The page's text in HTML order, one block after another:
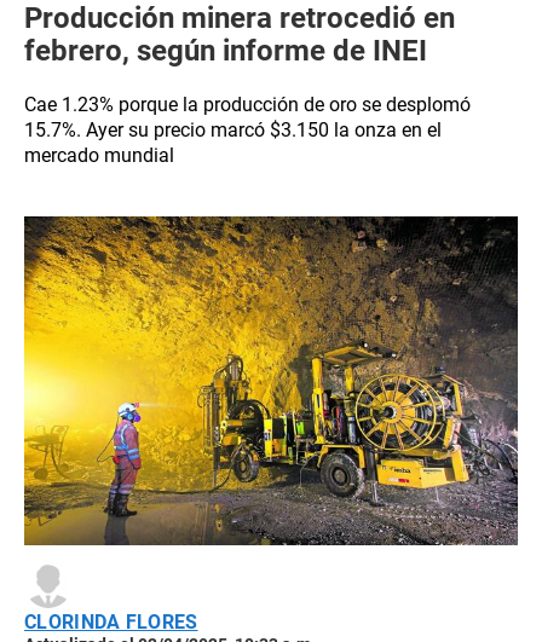
Producción minera retrocedió en
febrero, según informe de INEI
Cae 1.23% porque la producción de oro se desplomó
15.7%. Ayer su precio marcó $3.150 la onza en el
mercado mundial
CLORINDA FLORES